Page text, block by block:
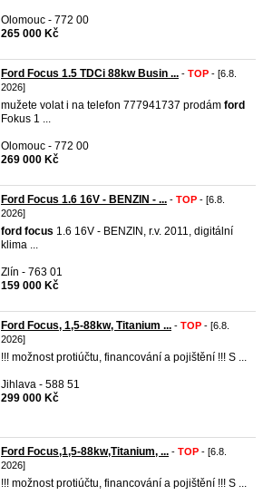
Olomouc - 772 00
265 000 Kč
Ford Focus 1.5 TDCi 88kw Busin ... - TOP - [6.8.
2026]
mužete volat i na telefon 777941737 prodám ford
Fokus 1 ...
Olomouc - 772 00
269 000 Kč
Ford Focus 1.6 16V - BENZIN - ... - TOP - [6.8.
2026]
ford focus 1.6 16V - BENZIN, r.v. 2011, digitální
klima ...
Zlín - 763 01
159 000 Kč
Ford Focus, 1,5-88kw, Titanium ... - TOP - [6.8.
2026]
!!! možnost protiúčtu, financování a pojištění !!! S ...
Jihlava - 588 51
299 000 Kč
Ford Focus,1,5-88kw,Titanium, ... - TOP - [6.8.
2026]
!!! možnost protiúčtu, financování a pojištění !!! S ...